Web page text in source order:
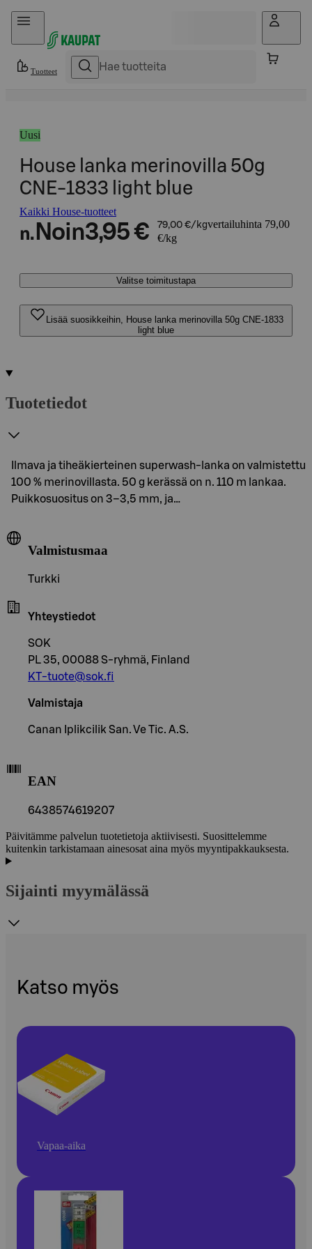
Hyppää sisältöön
Tuotteet
Uusi
House lanka merinovilla 50g
CNE-1833 light blue
Kaikki House-tuotteet
n. Noin3,95 € 79,00 €/kgvertailuhinta 79,00
€/kg
Valitse toimitustapa
Lisää suosikkeihin, House lanka merinovilla 50g CNE-1833
light blue
Tuotetiedot
Ilmava ja tiheäkierteinen superwash-lanka on valmistettu
100 % merinovillasta. 50 g kerässä on n. 110 m lankaa.
Puikkosuositus on 3–3,5 mm, ja…
Valmistusmaa
Turkki
Yhteystiedot
SOK
PL 35, 00088 S-ryhmä, Finland
KT-tuote@sok.fi
Valmistaja
Canan Iplikcilik San. Ve Tic. A.S.
EAN
6438574619207
Päivitämme palvelun tuotetietoja aktiivisesti. Suosittelemme
kuitenkin tarkistamaan ainesosat aina myös myyntipakkauksesta.
Sijainti myymälässä
Katso myös
Vapaa-aika